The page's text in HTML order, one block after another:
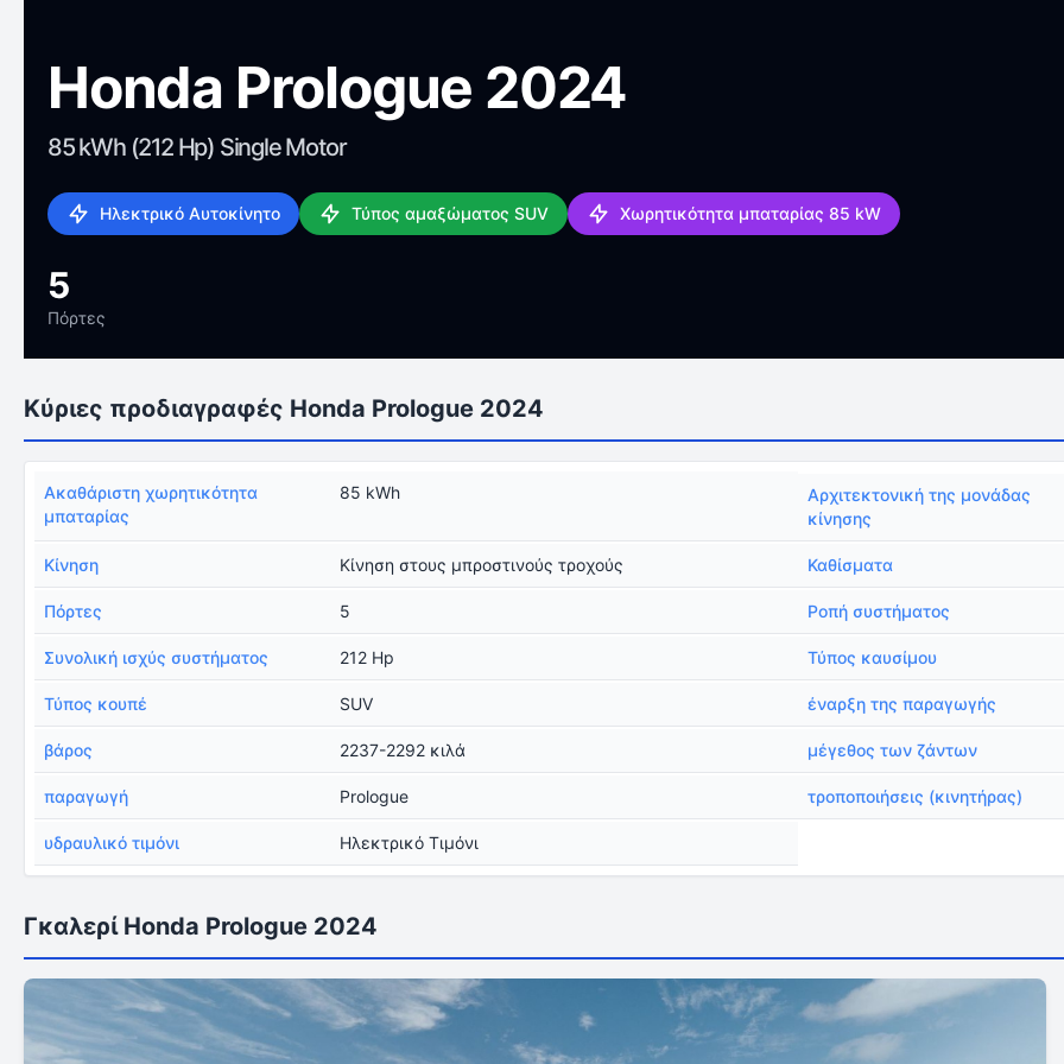
Honda Prologue 2024
85 kWh (212 Hp) Single Motor
Ηλεκτρικό Αυτοκίνητο Τύπος αμαξώματος SUV Χωρητικότητα μπαταρίας 85 kW
5
Πόρτες
Κύριες προδιαγραφές Honda Prologue 2024
Ακαθάριστη χωρητικότητα
μπαταρίας
85 kWh
Αρχιτεκτονική της μονάδας
κίνησης
Κίνηση Κίνηση στους μπροστινούς τροχούς Καθίσματα
Πόρτες 5 Ροπή συστήματος
Συνολική ισχύς συστήματος 212 Hp Τύπος καυσίμου
Τύπος κουπέ SUV έναρξη της παραγωγής
βάρος 2237-2292 κιλά μέγεθος των ζάντων
παραγωγή Prologue τροποποιήσεις (κινητήρας)
υδραυλικό τιμόνι Ηλεκτρικό Τιμόνι
Γκαλερί Honda Prologue 2024